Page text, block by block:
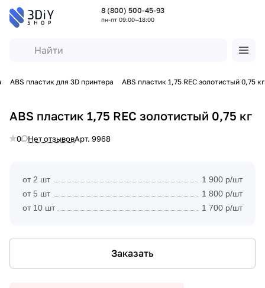
8 (800) 500-45-93
пн-пт 09:00—18:00
ABS пластик для 3D принтера ABS пластик 1,75 REC золотистый 0,75 кг
ABS пластик 1,75 REC золотистый 0,75 кг
0 Нет отзывовАрт. 9968
от 2 шт
1 900 р/шт
от 5 шт
1 800 р/шт
от 10 шт
1 700 р/шт
Заказать